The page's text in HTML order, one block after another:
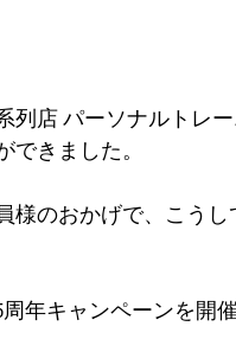
列店 パーソナルトレ
できました。
様のおかげで、こう
年キャンペーンを開